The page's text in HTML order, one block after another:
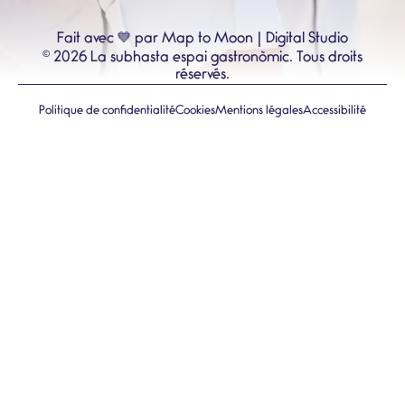
Fait avec 💙 par Map to Moon | Digital Studio
© 2026 La subhasta espai gastronòmic. Tous droits
réservés.
Politique de confidentialitéCookiesMentions légalesAccessibilité